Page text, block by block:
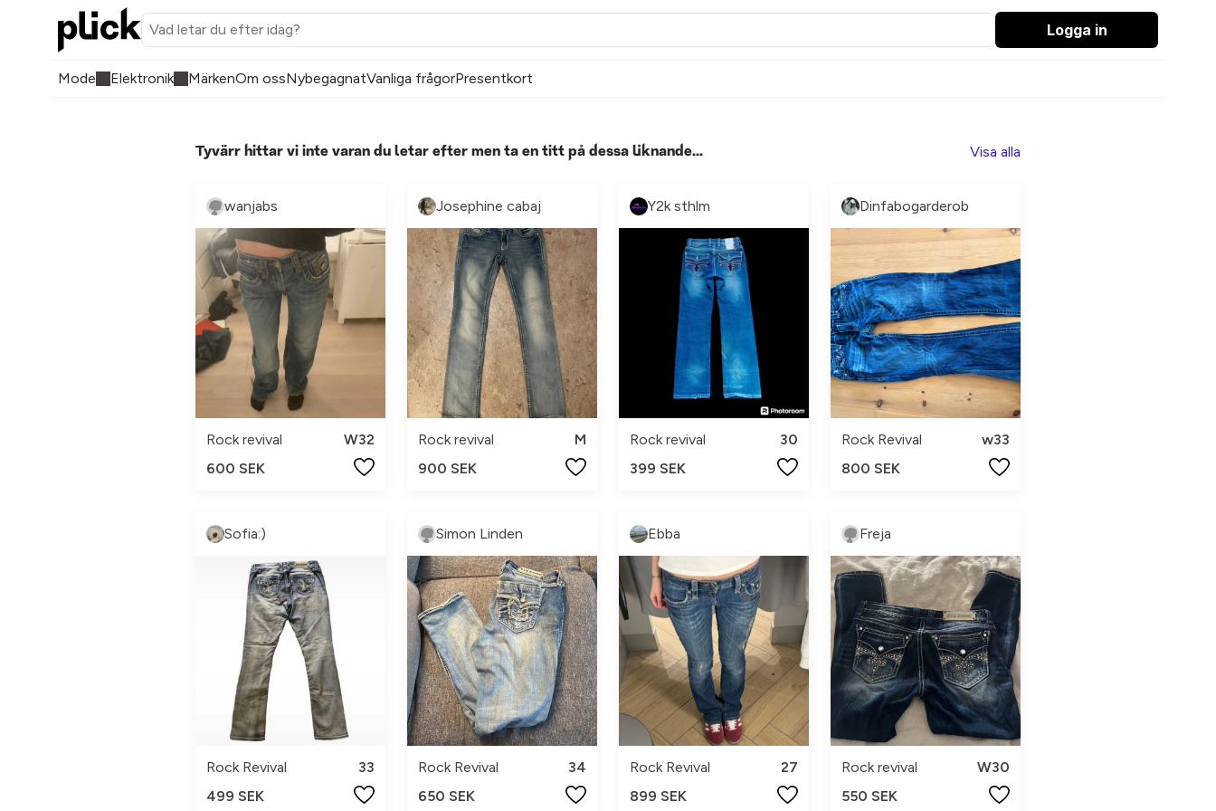
Logga in
Mode Elektronik MärkenOm ossNybegagnatVanliga frågorPresentkort
Tyvärr hittar vi inte varan du letar efter men ta en titt på dessa liknande... Visa alla
wanjabs
Rock revival
W32
600 SEK
Josephine cabaj
Rock revival
M
900 SEK
Y2k sthlm
Rock revival
30
399 SEK
Dinfabogarderob
Rock Revival
w33
800 SEK
Sofia:)
Rock Revival
33
499 SEK
Simon Linden
Rock Revival
34
650 SEK
Ebba
Rock Revival
27
899 SEK
Freja
Rock revival
W30
550 SEK